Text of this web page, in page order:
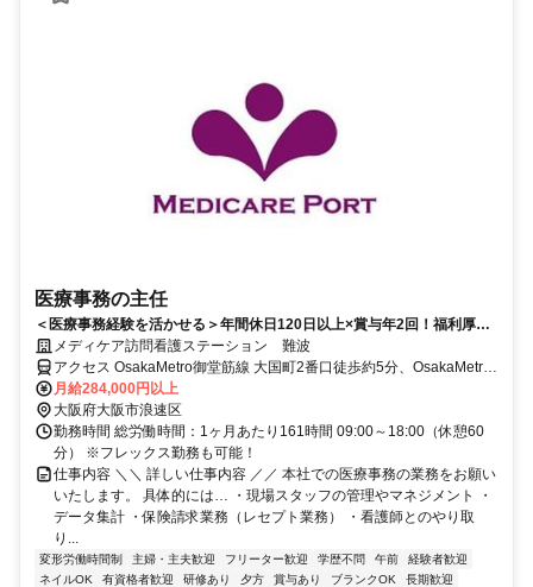
医療事務の主任
＜医療事務経験を活かせる＞年間休日120日以上×賞与年2回！福利厚生
が充実◎TVCM放映中！
メディケア訪問看護ステーション 難波
アクセス OsakaMetro御堂筋線 大国町2番口徒歩約5分、OsakaMetro
御堂筋線 なんば〔Osaka5番口徒歩約10分、南海本線 なんば〔南海
線〕南口徒歩約10分
月給284,000円以上
大阪府大阪市浪速区
勤務時間 総労働時間：1ヶ月あたり161時間 09:00～18:00（休憩60
分） ※フレックス勤務も可能！
仕事内容 ＼＼ 詳しい仕事内容 ／／ 本社での医療事務の業務をお願い
いたします。 具体的には… ・現場スタッフの管理やマネジメント ・
データ集計 ・保険請求業務（レセプト業務） ・看護師とのやり取
り...
変形労働時間制 主婦・主夫歓迎 フリーター歓迎 学歴不問 午前
経験者歓迎
ネイルOK
有資格者歓迎 研修あり 夕方 賞与あり ブランクOK 長期歓迎